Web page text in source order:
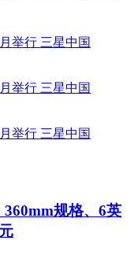
规格、6英